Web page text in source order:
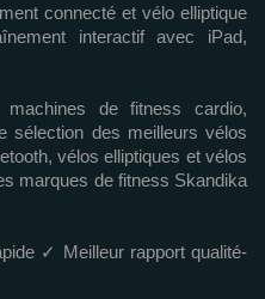
connecté et vélo elliptique
interactif avec iPad,
de fitness cardio,
sélection des meilleurs vélos
vélos elliptiques et vélos
marques de fitness Skandika
✓ Meilleur rapport qualité-